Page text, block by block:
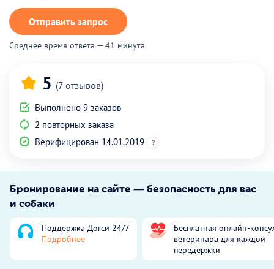
Отправить запрос
Среднее время ответа — 41 минута
5 (7 отзывов)
Выполнено 9 заказов
2 повторных заказа
Верифицирован 14.01.2019
?
Бронирование на сайте — безопасность для вас
и собаки
Поддержка Догси 24/7
Подробнее
Бесплатная онлайн-
ветеринара для каждой
передержки